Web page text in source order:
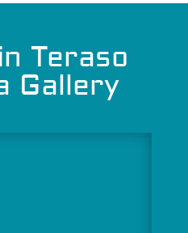
Teraso
Gallery